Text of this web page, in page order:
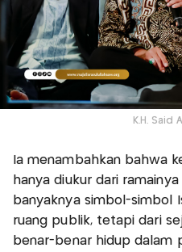
K.H. Said
Ia menambahkan bahwa
hanya diukur dari
banyaknya simbol-simbol
ruang publik, tetapi dari
benar-benar hidup dalam